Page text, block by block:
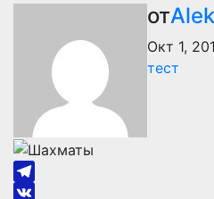
от
Окт 1,
тест
Telegram